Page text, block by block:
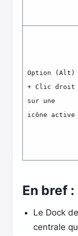
Option (Alt)
+ Clic droit
sur une
icône active
En bref
Le Dock
centrale